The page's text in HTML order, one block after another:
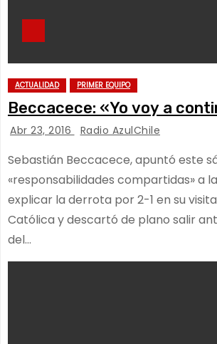
ACTUALIDAD PRIMER EQUIPO
Beccacece: «Yo voy a
Abr 23, 2016 Radio AzulChile
Sebastián Beccacece, apuntó este
«responsabilidades compartidas» a
explicar la derrota por 2-1 en su
Católica y descartó de plano salir
del…